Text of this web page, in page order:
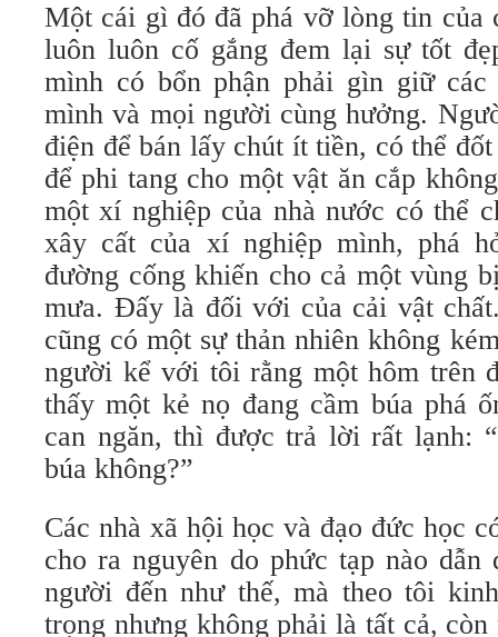
Một cái gì đó đã phá vỡ lòng tin của
luôn luôn cố gắng đem lại sự tốt
mình có bổn phận phải gìn giữ
mình và mọi người cùng hưởng.
điện để bán lấy chút ít tiền, có thể
để phi tang cho một vật ăn cắp
một xí nghiệp của nhà nước có thể
xây cất của xí nghiệp mình, phá
đường cống khiến cho cả một vùng
mưa. Đấy là đối với của cải vật
cũng có một sự thản nhiên không
người kể với tôi rằng một hôm trên
thấy một kẻ nọ đang cầm búa phá
can ngăn, thì được trả lời rất lạnh:
búa không?”
Các nhà xã hội học và đạo đức học
cho ra nguyên do phức tạp nào dẫn
người đến như thế, mà theo tôi
trọng nhưng không phải là tất cả,